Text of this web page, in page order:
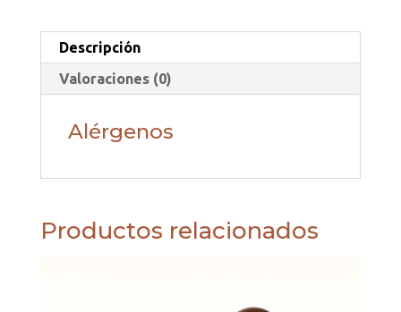
Descripción
Valoraciones (0)
Alérgenos
Productos relacionados